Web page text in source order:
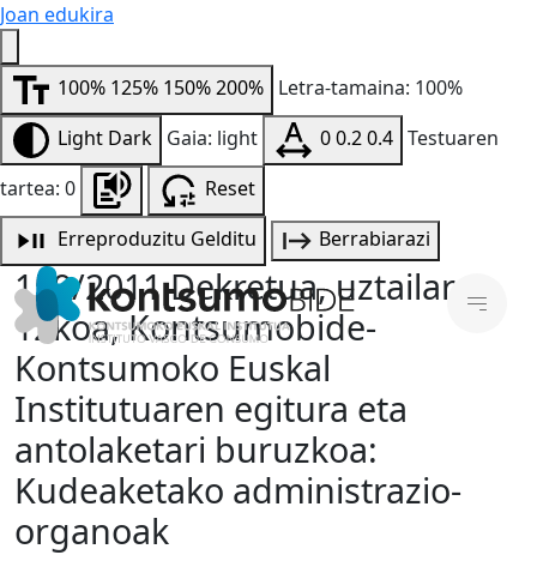
Joan edukira
100% 125% 150%200% Letra-tamaina: 100%
Light Dark Gaia: light 00.20.4 Testuaren
tartea: 0
Reset
Erreproduzitu Gelditu Berrabiarazi
159/2011 Dekretua, uztailaren
12koa, Kontsumobide-
Kontsumoko Euskal
Institutuaren egitura eta
antolaketari buruzkoa:
Kudeaketako administrazio-
organoak